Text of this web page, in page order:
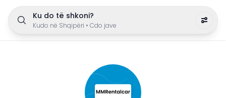
Ku do të shkoni?
Kudo në Shqipëri • Cdo jave